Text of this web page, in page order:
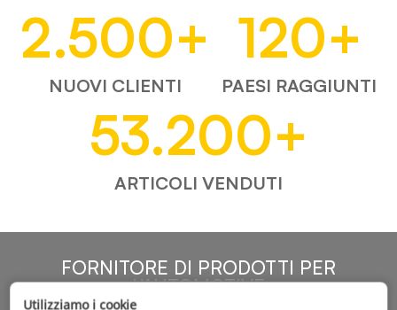
2.500+
NUOVI CLIENTI
120+
PAESI RAGGIUNTI
53.200+
ARTICOLI VENDUTI
FORNITORE DI PRODOTTI PER
L'AUTOMOTIVE
Utilizziamo i cookie